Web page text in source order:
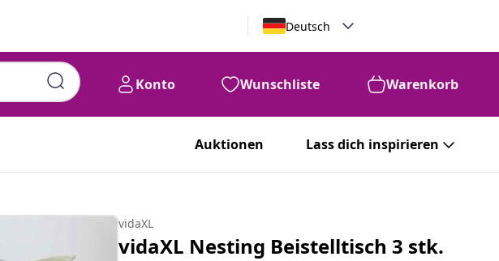
Deutsch
Konto Wunschliste Warenkorb
Auktionen Lass dich inspirieren
vidaXL
vidaXL Nesting Beistelltisch 3 stk.